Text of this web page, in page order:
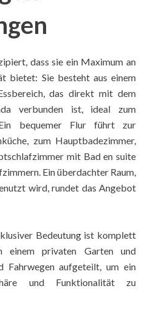
dass sie ein Maximum an
bietet: Sie besteht aus einem
das direkt mit dem
verbunden ist, ideal zum
bequemer Flur führt zur
zum Hauptbadezimmer,
mit Bad en suite
Ein überdachter Raum,
wird, rundet das Angebot
Bedeutung ist komplett
einem privaten Garten und
Fahrwegen aufgeteilt, um ein
und Funktionalität zu